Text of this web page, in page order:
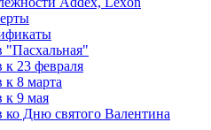
"Пасхальная"
к 23 февраля
к 8 марта
к 9 мая
ко Дню святого Валентина